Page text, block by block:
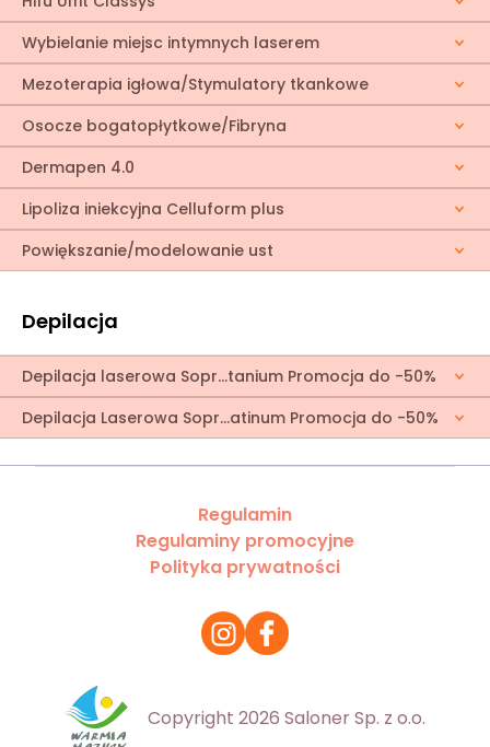
Wybielanie miejsc intymnych laserem
Mezoterapia igłowa/Stymulatory tkankowe
Osocze bogatopłytkowe/Fibryna
Dermapen 4.0
Lipoliza iniekcyjna Celluform plus
Powiększanie/modelowanie ust
Depilacja
Depilacja laserowa Sopr...tanium Promocja do -50%
Depilacja Laserowa Sopr...atinum Promocja do -50%
Regulamin
Regulaminy promocyjne
Polityka prywatności
Copyright 2026 Saloner Sp. z o.o.